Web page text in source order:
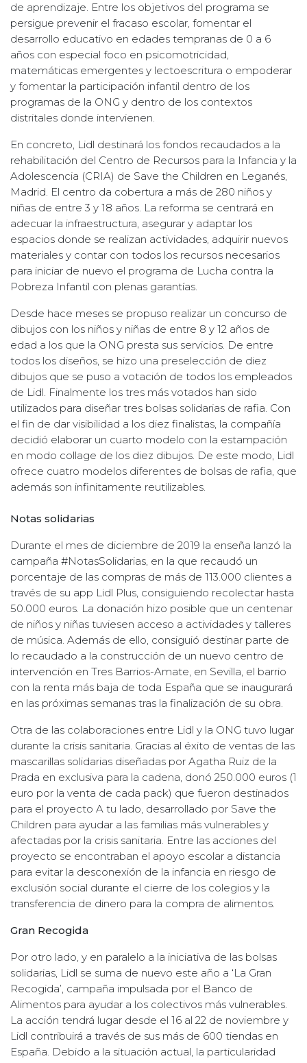
de aprendizaje. Entre los objetivos del programa se
persigue prevenir el fracaso escolar, fomentar el
desarrollo educativo en edades tempranas de 0 a 6
años con especial foco en psicomotricidad,
matemáticas emergentes y lectoescritura o empoderar
y fomentar la participación infantil dentro de los
programas de la ONG y dentro de los contextos
distritales donde intervienen.
En concreto, Lidl destinará los fondos recaudados a la
rehabilitación del Centro de Recursos para la Infancia y la
Adolescencia (CRIA) de Save the Children en Leganés,
Madrid. El centro da cobertura a más de 280 niños y
niñas de entre 3 y 18 años. La reforma se centrará en
adecuar la infraestructura, asegurar y adaptar los
espacios donde se realizan actividades, adquirir nuevos
materiales y contar con todos los recursos necesarios
para iniciar de nuevo el programa de Lucha contra la
Pobreza Infantil con plenas garantías.
Desde hace meses se propuso realizar un concurso de
dibujos con los niños y niñas de entre 8 y 12 años de
edad a los que la ONG presta sus servicios. De entre
todos los diseños, se hizo una preselección de diez
dibujos que se puso a votación de todos los empleados
de Lidl. Finalmente los tres más votados han sido
utilizados para diseñar tres bolsas solidarias de rafia. Con
el fin de dar visibilidad a los diez finalistas, la compañía
decidió elaborar un cuarto modelo con la estampación
en modo collage de los diez dibujos. De este modo, Lidl
ofrece cuatro modelos diferentes de bolsas de rafia, que
además son infinitamente reutilizables.
Notas solidarias
Durante el mes de diciembre de 2019 la enseña lanzó la
campaña #NotasSolidarias, en la que recaudó un
porcentaje de las compras de más de 113.000 clientes a
través de su app Lidl Plus, consiguiendo recolectar hasta
50.000 euros. La donación hizo posible que un centenar
de niños y niñas tuviesen acceso a actividades y talleres
de música. Además de ello, consiguió destinar parte de
lo recaudado a la construcción de un nuevo centro de
intervención en Tres Barrios-Amate, en Sevilla, el barrio
con la renta más baja de toda España que se inaugurará
en las próximas semanas tras la finalización de su obra.
Otra de las colaboraciones entre Lidl y la ONG tuvo lugar
durante la crisis sanitaria. Gracias al éxito de ventas de las
mascarillas solidarias diseñadas por Agatha Ruiz de la
Prada en exclusiva para la cadena, donó 250.000 euros (1
euro por la venta de cada pack) que fueron destinados
para el proyecto A tu lado, desarrollado por Save the
Children para ayudar a las familias más vulnerables y
afectadas por la crisis sanitaria. Entre las acciones del
proyecto se encontraban el apoyo escolar a distancia
para evitar la desconexión de la infancia en riesgo de
exclusión social durante el cierre de los colegios y la
transferencia de dinero para la compra de alimentos.
Gran Recogida
Por otro lado, y en paralelo a la iniciativa de las bolsas
solidarias, Lidl se suma de nuevo este año a ‘La Gran
Recogida’, campaña impulsada por el Banco de
Alimentos para ayudar a los colectivos más vulnerables.
La acción tendrá lugar desde el 16 al 22 de noviembre y
Lidl contribuirá a través de sus más de 600 tiendas en
España. Debido a la situación actual, la particularidad